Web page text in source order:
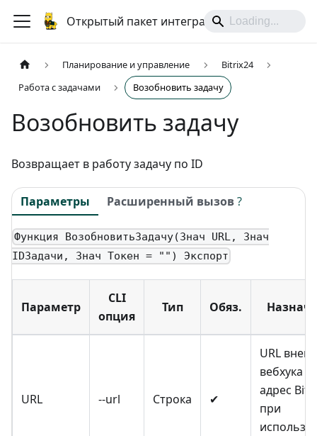
Открытый пакет интеграций
Планирование и управление
Bitrix24
Работа с задачами
Возобновить задачу
Возобновить задачу
Возвращает в работу задачу по ID
Параметры Расширенный вызов?
Функция ВозобновитьЗадачу(Знач URL, Знач
IDЗадачи, Знач Токен = "") Экспорт
Параметр
CLI
опция
Тип Обяз.
URL --url Строка ✔
URL
вебхука
адрес
при